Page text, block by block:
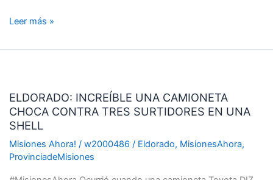
Leer más »
ELDORADO: INCREÍBLE UNA CAMIONETA
CHOCA CONTRA TRES SURTIDORES EN UNA
SHELL
Misiones Ahora! / w2000486 / Eldorado, MisionesAhora,
ProvinciadeMisiones
UNA
CAMIONETA
CHOCA
CONTRA
TRES